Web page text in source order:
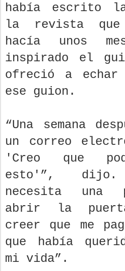
había escrito
la revista
hacía unos
inspirado el
ofreció a
ese guion.
“Una semana
un correo
'Creo que
esto'”,
necesita una
abrir la
creer que me
que había
mi vida”.